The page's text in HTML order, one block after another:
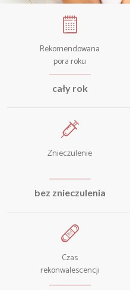
Rekomendowana
pora roku
cały rok
Znieczulenie
bez znieczulenia
Czas
rekonwalescencji